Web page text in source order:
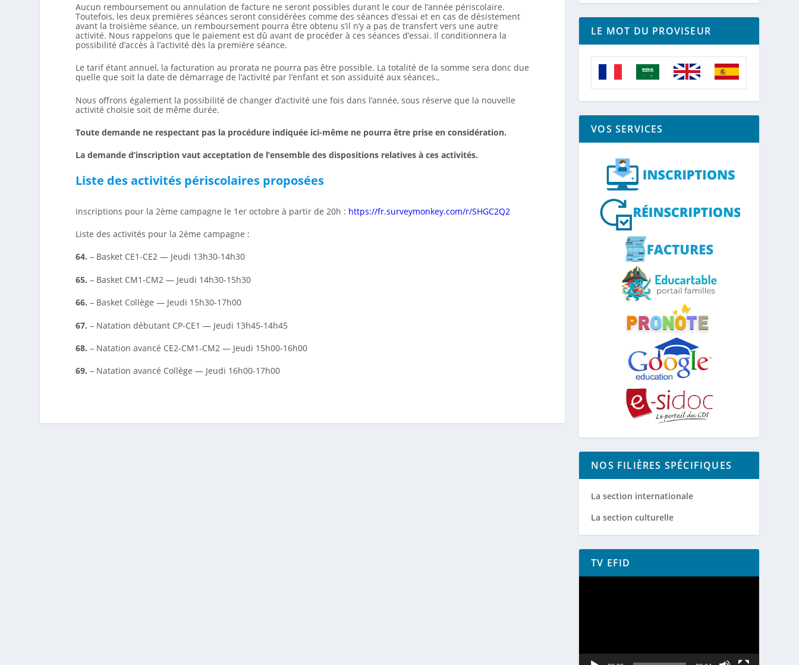
Aucun remboursement ou annulation de facture ne seront possibles durant le cour de l’année périscolaire.
Toutefois, les deux premières séances seront considérées comme des séances d’essai et en cas de désistement
avant la troisième séance, un remboursement pourra être obtenu s’il n’y a pas de transfert vers une autre
activité. Nous rappelons que le paiement est dû avant de procéder à ces séances d’essai. Il conditionnera la
possibilité d’accès à l’activité dès la première séance.
Le tarif étant annuel, la facturation au prorata ne pourra pas être possible. La totalité de la somme sera donc due
quelle que soit la date de démarrage de l’activité par l’enfant et son assiduité aux séances.,
Nous offrons également la possibilité de changer d’activité une fois dans l’année, sous réserve que la nouvelle
activité choisie soit de même durée.
Toute demande ne respectant pas la procédure indiquée ici-même ne pourra être prise en considération.
La demande d’inscription vaut acceptation de l’ensemble des dispositions relatives à ces activités.
Liste des activités périscolaires proposées
Inscriptions pour la 2ème campagne le 1er octobre à partir de 20h : https://fr.surveymonkey.com/r/SHGC2Q2
Liste des activités pour la 2ème campagne :
64. – Basket CE1-CE2 — Jeudi 13h30-14h30
65. – Basket CM1-CM2 — Jeudi 14h30-15h30
66. – Basket Collège — Jeudi 15h30-17h00
67. – Natation débutant CP-CE1 — Jeudi 13h45-14h45
68. – Natation avancé CE2-CM1-CM2 — Jeudi 15h00-16h00
69. – Natation avancé Collège — Jeudi 16h00-17h00
LE MOT DU PROVISEUR
VOS SERVICES
NOS FILIÈRES SPÉCIFIQUES
La section internationale
La section culturelle
TV EFID
Lecteur